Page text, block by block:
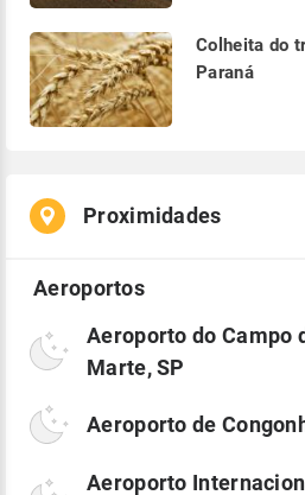
Colheita do
Paraná
Proximidades
Aeroporto do Campo
Marte, SP
Aeroporto de
Aeroporto